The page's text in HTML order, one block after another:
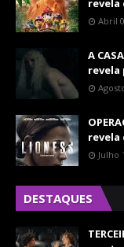
Abril
A
revela
Julho
DESTAQUES